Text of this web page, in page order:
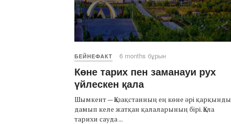
БЕЙНЕФАКТ 6 months бұрын
Көне тарих пен заманауи рух
үйлескен қала
Шымкент — Қазақстанның ең көне әрі қарқынды
дамып келе жатқан қалаларының бірі. Қала
тарихи сауда ...